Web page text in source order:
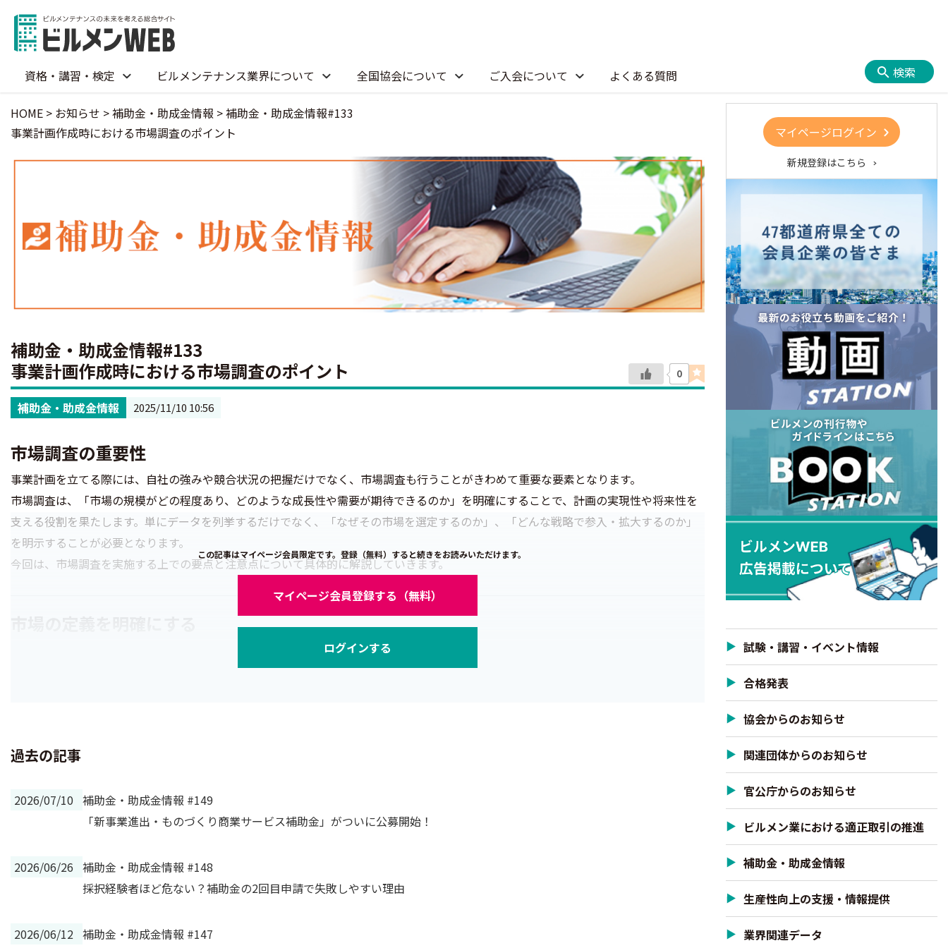
資格・講習・検定 ビルメンテナンス業界について 全国協会について ご入会について よくある質問 検索
HOME > お知らせ >補助金・助成金情報 >補助金・助成金情報#133
事業計画作成時における市場調査のポイント
補助金・助成金情報#133
事業計画作成時における市場調査のポイント
0
補助金・助成金情報 2025/11/10 10:56
市場調査の重要性
事業計画を立てる際には、自社の強みや競合状況の把握だけでなく、市場調査も行うことがきわめて重要な要素となります。
市場調査は、「市場の規模がどの程度あり、どのような成長性や需要が期待できるのか」を明確にすることで、計画の実現性や将来性を
支える役割を果たします。単にデータを列挙するだけでなく、「なぜその市場を選定するのか」、「どんな戦略で参入・拡大するのか」
を明示することが必要となります。
今回は、市場調査を実施する上での要点と注意点について具体的に解説していきます。
市場調査の最初のステップは、対象とする「市場」を明確に定義することです。たとえば「飲食業界」といっても、外食・中食・宅配な
どに分かれます。さらに和食・洋食・ファストフードといった細分化も可能です。
この記事はマイページ会員限定です。登録（無料）すると続きをお読みいただけます。
マイページ会員登録する（無料）
ログインする
過去の記事
2026/07/10 補助金・助成金情報 #149
「新事業進出・ものづくり商業サービス補助金」がついに公募開始！
2026/06/26 補助金・助成金情報 #148
採択経験者ほど危ない？補助金の2回目申請で失敗しやすい理由
2026/06/12 補助金・助成金情報 #147
マイページログイン
新規登録はこちら
試験・講習・イベント情報
合格発表
協会からのお知らせ
関連団体からのお知らせ
官公庁からのお知らせ
ビルメン業における適正取引の推進
補助金・助成金情報
生産性向上の支援・情報提供
業界関連データ